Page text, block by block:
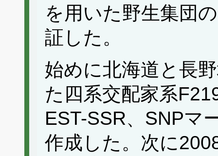
を用いた野生集団
証した。
始めに北海道と長
た四系交配家系
EST-SSR、SNPマ
作成した。次に